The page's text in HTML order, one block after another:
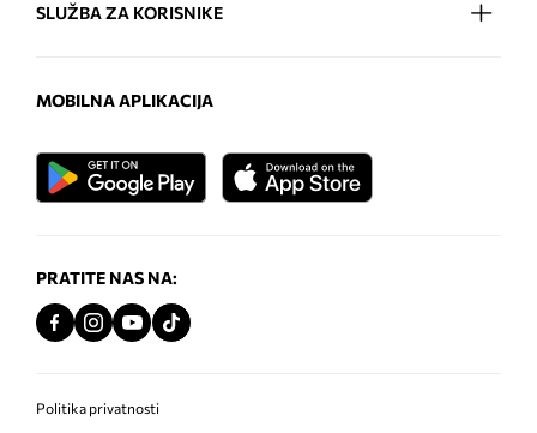
SLUŽBA ZA KORISNIKE
MOBILNA APLIKACIJA
PRATITE NAS NA:
Politika privatnosti